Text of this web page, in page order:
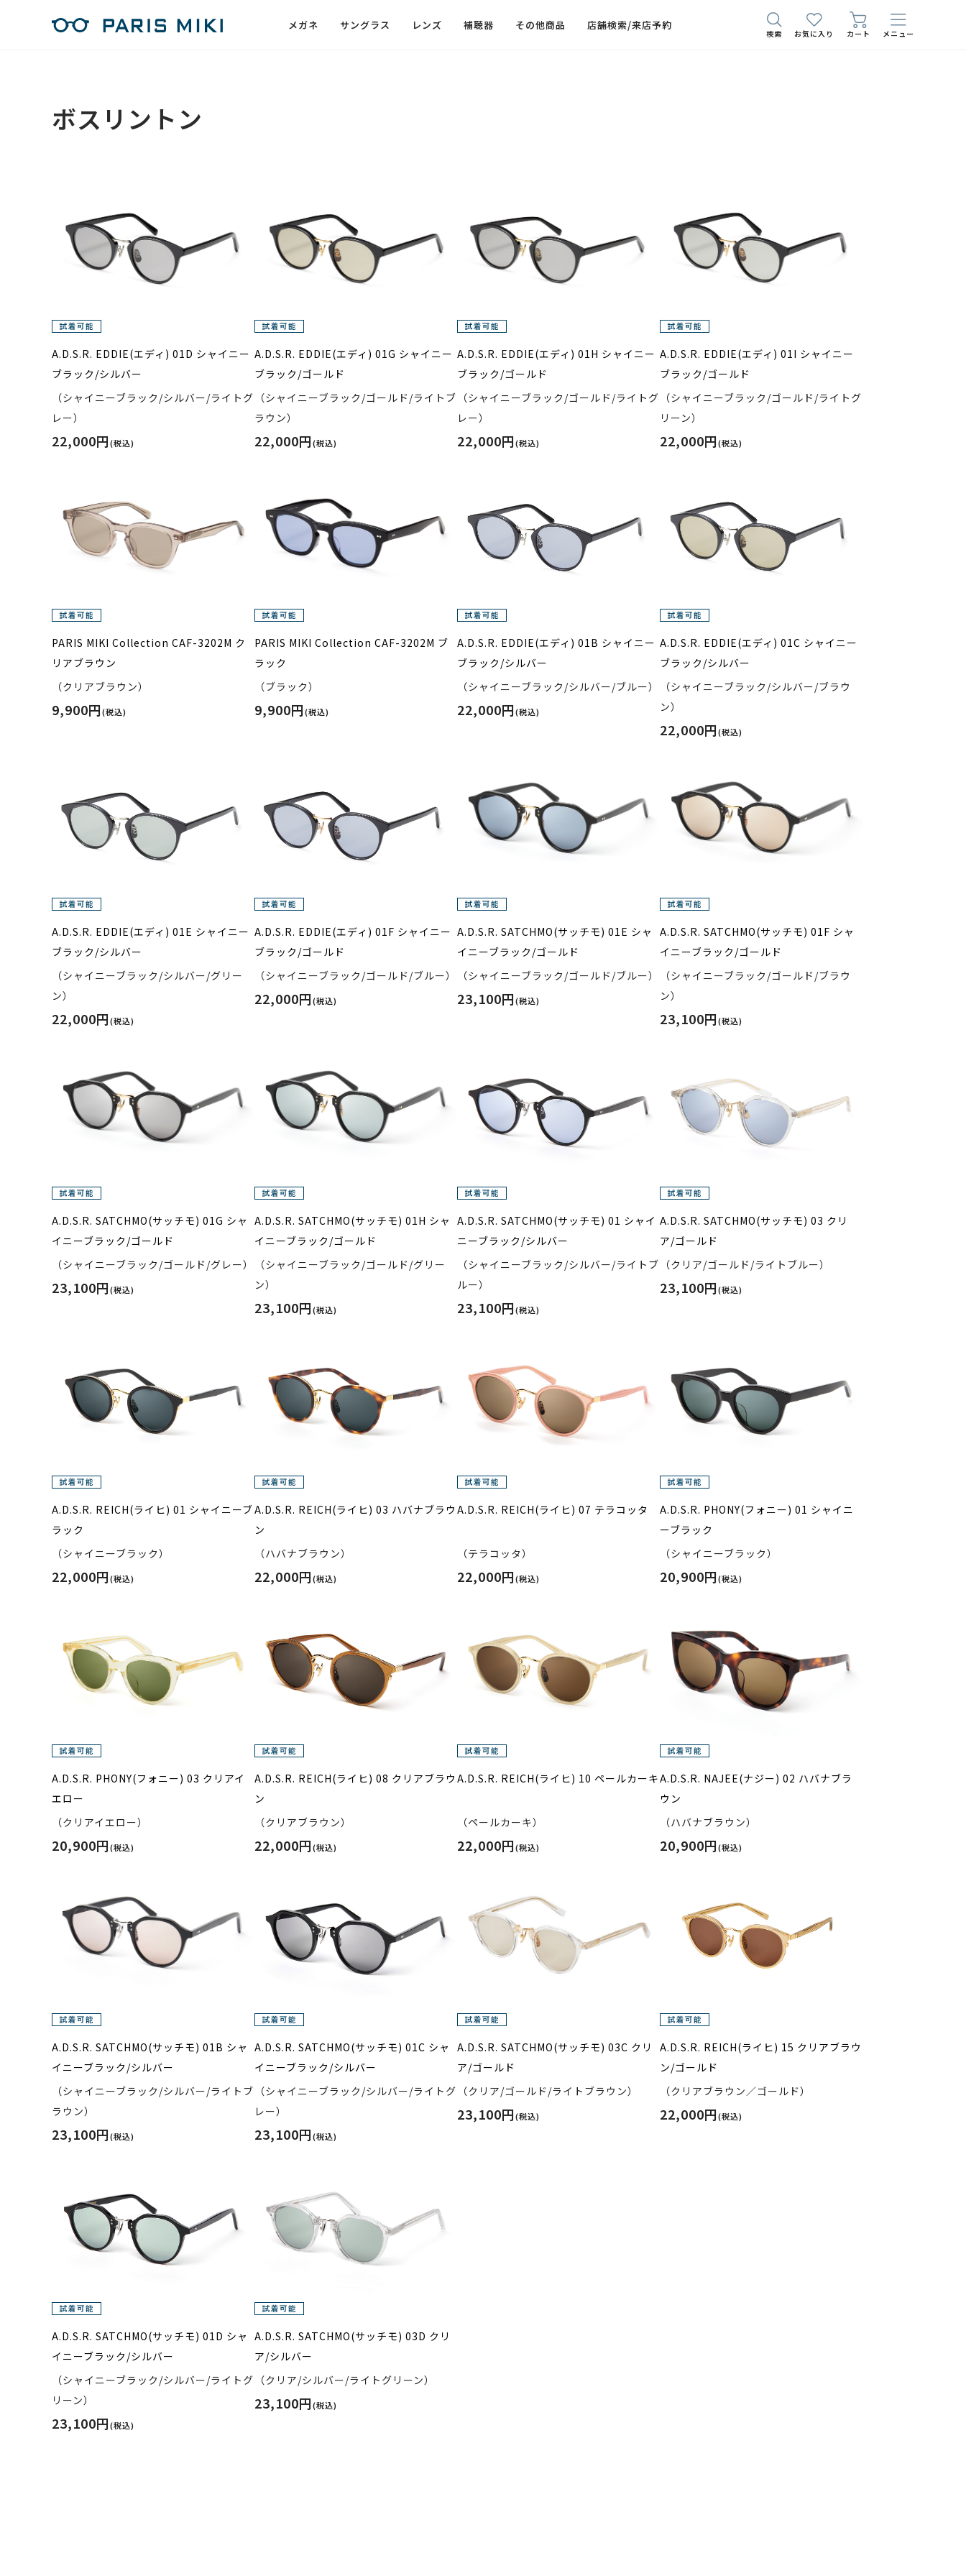
メガネ サングラス レンズ 補聴器 その他商品 店舗検索/来店予約
検索 お気に入り カート メニュー
ボスリントン
A.D.S.R. EDDIE(エディ) 01D シャイニー
ブラック/シルバー
（シャイニーブラック/シルバー/ライトグ
レー）
22,000円(税込)
A.D.S.R. EDDIE(エディ) 01G シャイニー
ブラック/ゴールド
（シャイニーブラック/ゴールド/ライトブ
ラウン）
22,000円(税込)
A.D.S.R. EDDIE(エディ) 01H シャイニー
ブラック/ゴールド
（シャイニーブラック/ゴールド/ライトグ
レー）
22,000円(税込)
A.D.S.R. EDDIE(エディ) 01I シャイニー
ブラック/ゴールド
（シャイニーブラック/ゴールド/ライトグ
リーン）
22,000円(税込)
PARIS MIKI Collection CAF-3202M ク
リアブラウン
（クリアブラウン）
9,900円(税込)
PARIS MIKI Collection CAF-3202M ブ
ラック
（ブラック）
9,900円(税込)
A.D.S.R. EDDIE(エディ) 01B シャイニー
ブラック/シルバー
（シャイニーブラック/シルバー/ブルー）
22,000円(税込)
A.D.S.R. EDDIE(エディ) 01C シャイニー
ブラック/シルバー
（シャイニーブラック/シルバー/ブラウ
ン）
22,000円(税込)
A.D.S.R. EDDIE(エディ) 01E シャイニー
ブラック/シルバー
（シャイニーブラック/シルバー/グリー
ン）
22,000円(税込)
A.D.S.R. EDDIE(エディ) 01F シャイニー
ブラック/ゴールド
（シャイニーブラック/ゴールド/ブルー）
22,000円(税込)
A.D.S.R. SATCHMO(サッチモ) 01E シャ
イニーブラック/ゴールド
（シャイニーブラック/ゴールド/ブルー）
23,100円(税込)
A.D.S.R. SATCHMO(サッチモ) 01F シャ
イニーブラック/ゴールド
（シャイニーブラック/ゴールド/ブラウ
ン）
23,100円(税込)
A.D.S.R. SATCHMO(サッチモ) 01G シャ
イニーブラック/ゴールド
（シャイニーブラック/ゴールド/グレー）
23,100円(税込)
A.D.S.R. SATCHMO(サッチモ) 01H シャ
イニーブラック/ゴールド
（シャイニーブラック/ゴールド/グリー
ン）
23,100円(税込)
A.D.S.R. SATCHMO(サッチモ) 01 シャイ
ニーブラック/シルバー
（シャイニーブラック/シルバー/ライトブ
ルー）
23,100円(税込)
A.D.S.R. SATCHMO(サッチモ) 03 クリ
ア/ゴールド
（クリア/ゴールド/ライトブルー）
23,100円(税込)
A.D.S.R. REICH(ライヒ) 01 シャイニーブ
ラック
（シャイニーブラック）
22,000円(税込)
A.D.S.R. REICH(ライヒ) 03 ハバナブラウ
ン
（ハバナブラウン）
22,000円(税込)
A.D.S.R. REICH(ライヒ) 07 テラコッタ
（テラコッタ）
22,000円(税込)
A.D.S.R. PHONY(フォニー) 01 シャイニ
ーブラック
（シャイニーブラック）
20,900円(税込)
A.D.S.R. PHONY(フォニー) 03 クリアイ
エロー
（クリアイエロー）
20,900円(税込)
A.D.S.R. REICH(ライヒ) 08 クリアブラウ
ン
（クリアブラウン）
22,000円(税込)
A.D.S.R. REICH(ライヒ) 10 ペールカーキ
（ペールカーキ）
22,000円(税込)
A.D.S.R. NAJEE(ナジー) 02 ハバナブラ
ウン
（ハバナブラウン）
20,900円(税込)
A.D.S.R. SATCHMO(サッチモ) 01B シャ
イニーブラック/シルバー
（シャイニーブラック/シルバー/ライトブ
ラウン）
23,100円(税込)
A.D.S.R. SATCHMO(サッチモ) 01C シャ
イニーブラック/シルバー
（シャイニーブラック/シルバー/ライトグ
レー）
23,100円(税込)
A.D.S.R. SATCHMO(サッチモ) 03C クリ
ア/ゴールド
（クリア/ゴールド/ライトブラウン）
23,100円(税込)
A.D.S.R. REICH(ライヒ) 15 クリアブラウ
ン/ゴールド
（クリアブラウン／ゴールド）
22,000円(税込)
A.D.S.R. SATCHMO(サッチモ) 01D シャ
イニーブラック/シルバー
（シャイニーブラック/シルバー/ライトグ
リーン）
23,100円(税込)
A.D.S.R. SATCHMO(サッチモ) 03D クリ
ア/シルバー
（クリア/シルバー/ライトグリーン）
23,100円(税込)